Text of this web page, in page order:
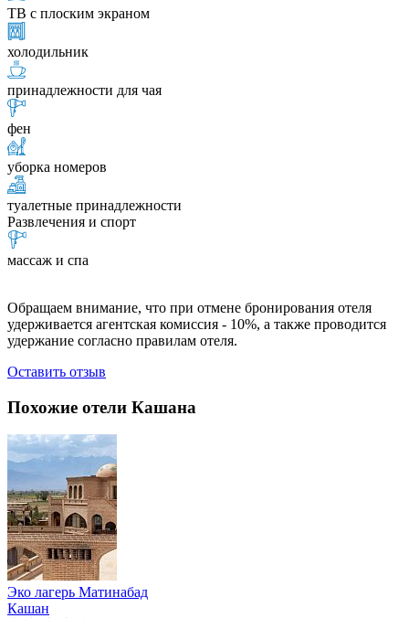
ТВ с плоским экраном
холодильник
принадлежности для чая
фен
уборка номеров
туалетные принадлежности
Развлечения и спорт
массаж и спа
Обращаем внимание, что при отмене бронирования отеля
удерживается агентская комиссия - 10%, а также проводится
удержание согласно правилам отеля.
Оставить отзыв
Похожие отели Кашана
Эко лагерь Матинабад
Кашан